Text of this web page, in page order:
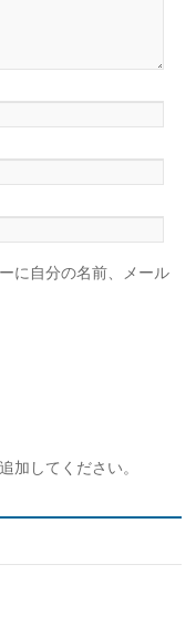
に自分の名前、メール
加してください。